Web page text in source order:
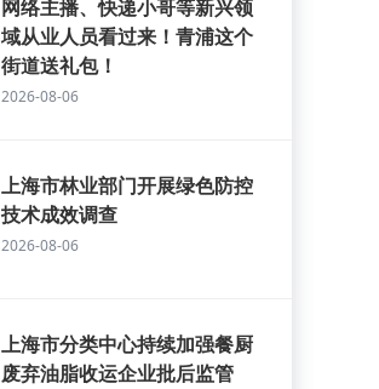
网络主播、快递小哥等新兴领
域从业人员看过来！青浦这个
街道送礼包！
2026-08-06
上海市林业部门开展绿色防控
技术成效调查
2026-08-06
上海市分类中心持续加强餐厨
废弃油脂收运企业批后监管